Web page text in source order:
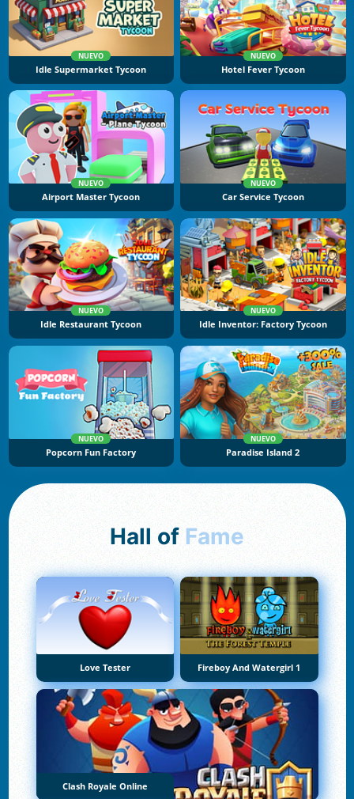
NUEVO
Idle Supermarket Tycoon
NUEVO
Hotel Fever Tycoon
NUEVO
Airport Master Tycoon
NUEVO
Car Service Tycoon
NUEVO
Idle Restaurant Tycoon
NUEVO
Idle Inventor: Factory Tycoon
NUEVO
Popcorn Fun Factory
NUEVO
Paradise Island 2
Hall of Fame
Love Tester Fireboy And Watergirl 1
Clash Royale Online